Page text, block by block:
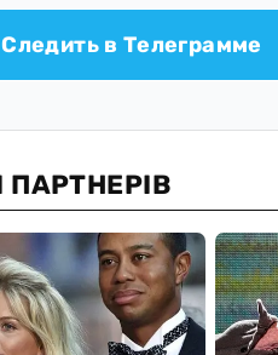
Следить в Телеграмме